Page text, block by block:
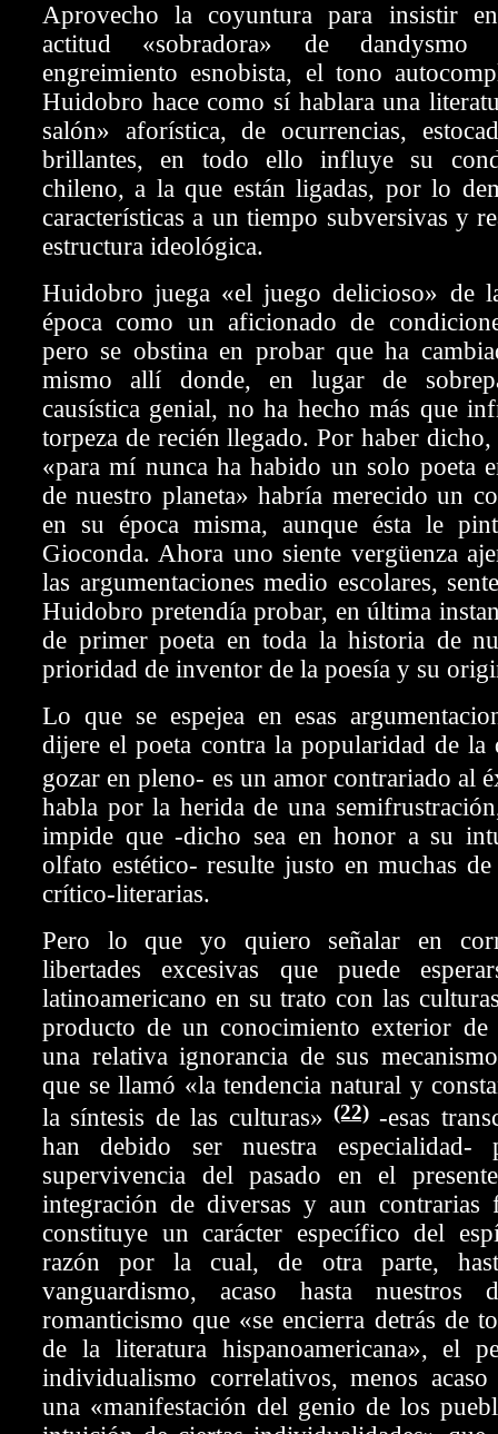
Aprovecho la coyuntura para insistir
actitud «sobradora» de dandysmo
engreimiento esnobista, el tono
Huidobro hace como sí hablara una
salón» aforística, de ocurrencias,
brillantes, en todo ello influye su
chileno, a la que están ligadas, por lo
características a un tiempo subversivas y
estructura ideológica.
Huidobro juega «el juego delicioso» de
época como un aficionado de
pero se obstina en probar que ha
mismo
allí donde, en lugar de
causística genial, no ha hecho más que
torpeza de recién llegado. Por haber
«para mí nunca ha habido un solo poeta
de nuestro planeta» habría merecido un
en su época misma, aunque ésta le
Gioconda. Ahora uno siente vergüenza
las argumentaciones medio escolares,
Huidobro pretendía probar, en última
de primer poeta en toda la historia de
prioridad de inventor de la poesía y su
Lo que se espejea en esas
dijere el poeta contra la popularidad de la
gozar en pleno- es un amor contrariado al
habla por la herida de una
impide que -dicho sea en honor a su
olfato estético- resulte justo en muchas de
crítico-literarias.
Pero lo que yo quiero señalar en
libertades excesivas que puede
latinoamericano en su trato con las
producto de un conocimiento exterior de
una relativa ignorancia de sus
que se llamó «la tendencia natural y
la síntesis de las culturas»(22)-esas
han debido ser nuestra
supervivencia del pasado en el
integración de diversas y aun contrarias
constituye un carácter específico del
razón por la cual, de otra parte,
vanguardismo, acaso hasta nuestros
romanticismo que «se encierra detrás de
de la literatura hispanoamericana», el
individualismo correlativos, menos
una «manifestación del genio de los